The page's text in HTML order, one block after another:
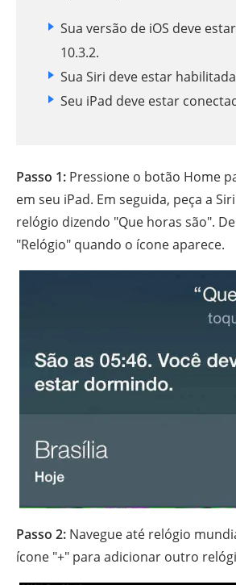
Sua versão de iOS deve
10.3.2.
Sua Siri deve estar
Seu iPad deve estar
Passo 1: Pressione o botão Home
em seu iPad. Em seguida, peça a
relógio dizendo "Que horas são".
"Relógio" quando o ícone aparece.
Passo 2: Navegue até relógio
ícone "+" para adicionar outro